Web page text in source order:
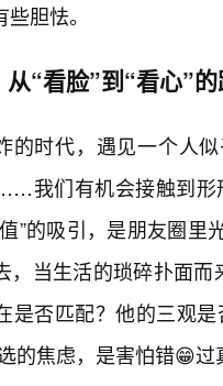
胆怯。
“看脸”到“看心”
的时代，遇见一个人
我们有机会接触到形
”的吸引，是朋友圈
，当生活的琐碎扑面
是否匹配？他的三观
的焦虑，是害怕错😁